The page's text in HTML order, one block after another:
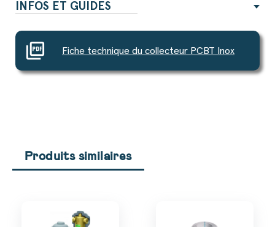
INFOS ET GUIDES
picture_as_pdf Fiche technique du collecteur PCBT Inox
Produits similaires